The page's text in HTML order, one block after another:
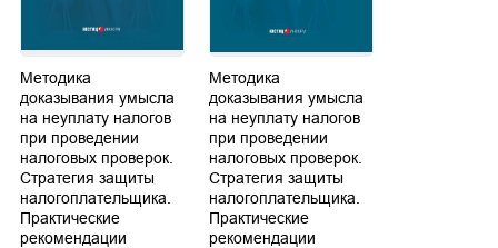
Методика
доказывания умысла
на неуплату налогов
при проведении
налоговых проверок.
Стратегия защиты
налогоплательщика.
Практические
рекомендации
Методика
доказывания умысла
на неуплату налогов
при проведении
налоговых проверок.
Стратегия защиты
налогоплательщика.
Практические
рекомендации